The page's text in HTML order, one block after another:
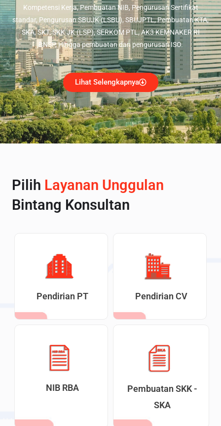
Kompetensi Kerja, Pembuatan NIB, Pengurusan Sertifikat
standar, Pengurusan SBUJK (LSBU), SBUJPTL, Pembuatan KTA,
SKA, SKT, SKK JK (LSP), SERKOM PTL, AK3 KEMNAKER RI
BNSP, Hingga pembuatan dan pengurusan ISO.
Lihat Selengkapnya
Pilih Layanan Unggulan
Bintang Konsultan
Pendirian PT Pendirian CV
NIB RBA
Pembuatan SKK -
SKA